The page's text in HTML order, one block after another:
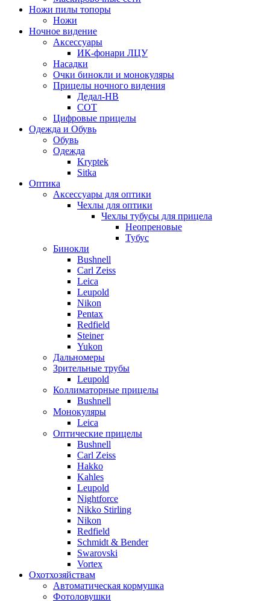
Ножи пилы топоры
Ножи
Ночное видение
Аксессуары
ИК-фонари ЛЦУ
Насадки
Очки бинокли и монокуляры
Прицелы ночного видения
Дедал-НВ
СОТ
Цифровые прицелы
Одежда и Обувь
Обувь
Одежда
Kryptek
Sitka
Оптика
Аксессуары для оптики
Чехлы для оптики
Чехлы тубусы для прицела
Неопреновые
Тубус
Бинокли
Bushnell
Carl Zeiss
Leica
Leupold
Nikon
Pentax
Redfield
Steiner
Yukon
Дальномеры
Зрительные трубы
Leupold
Коллиматорные прицелы
Bushnell
Монокуляры
Leica
Оптические прицелы
Bushnell
Carl Zeiss
Hakko
Kahles
Leupold
Nightforce
Nikko Stirling
Nikon
Redfield
Schmidt & Bender
Swarovski
Vortex
Охотхозяйствам
Автоматическая кормушка
Фотоловушки